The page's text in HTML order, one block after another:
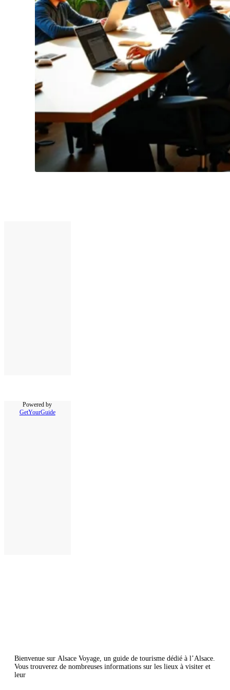
Powered by
GetYourGuide
Bienvenue sur Alsace Voyage, un guide de tourisme dédié à l’Alsace.
Vous trouverez de nombreuses informations sur les lieux à visiter et
leur